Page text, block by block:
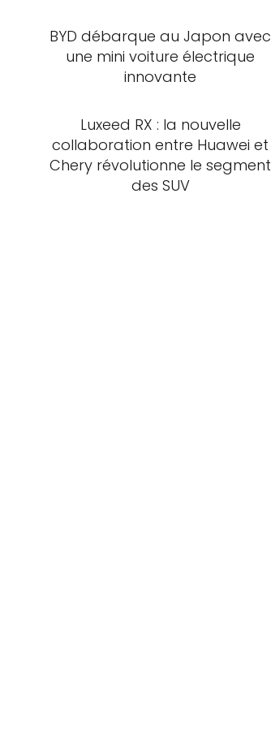
BYD débarque au Japon avec
une mini voiture électrique
innovante
Luxeed RX : la nouvelle
collaboration entre Huawei et
Chery révolutionne le segment
des SUV